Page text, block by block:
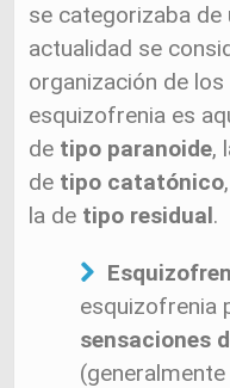
se categorizaba
actualidad se
organización de
esquizofrenia es
de tipo paranoide,
de tipo catatónico
la de tipo residual
esquizofrenia
sensaciones